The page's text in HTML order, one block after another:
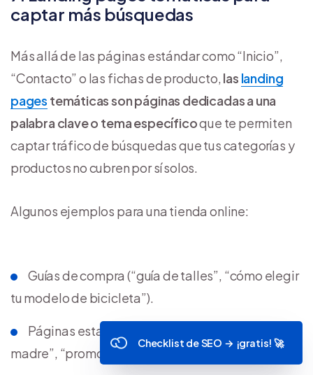
captar más búsquedas
Más allá de las páginas estándar como “Inicio”,
“Contacto” o las fichas de producto, las landing
pages temáticas son páginas dedicadas a una
palabra clave o tema específicoque te permiten
captar tráfico de búsquedas que tus categorías y
productos no cubren por sí solos.
Algunos ejemplos para una tienda online:
Guías de compra (“guía de talles”, “cómo elegir
tu modelo de bicicleta”).
Páginas estacionales (“regalos para el día de la
madre”, “promociones Hot Sale 2026”).
Checklist de SEO → ¡gratis! 🚀